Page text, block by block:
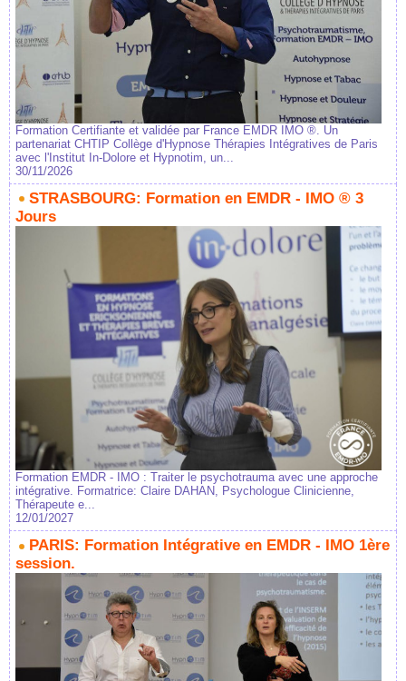
Formation Certifiante et validée par France EMDR IMO ®. Un
partenariat CHTIP Collège d'Hypnose Thérapies Intégratives de Paris
avec l'Institut In-Dolore et Hypnotim, un...
30/11/2026
STRASBOURG: Formation en EMDR - IMO ® 3
Jours
Formation EMDR - IMO : Traiter le psychotrauma avec une approche
intégrative. Formatrice: Claire DAHAN, Psychologue Clinicienne,
Thérapeute e...
12/01/2027
PARIS: Formation Intégrative en EMDR - IMO 1ère
session.